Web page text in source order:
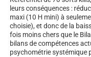
leurs conséquences :
maxi (10 H mini) à
choisie), et donc de la
fois moins chers que le
bilans de compétences
psychométrie systémique